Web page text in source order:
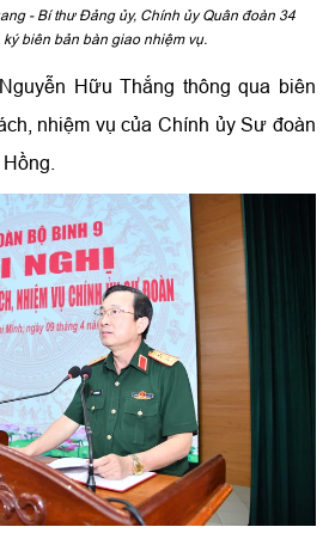
- Bí thư Đảng ủy, Chính ủy Quân đoàn 34
biên bản bàn giao nhiệm vụ.
Hữu Thắng thông qua biên
nhiệm vụ của Chính ủy Sư đoàn